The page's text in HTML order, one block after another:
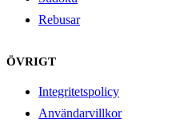
Rebusar
ÖVRIGT
Integritetspolicy
Användarvillkor